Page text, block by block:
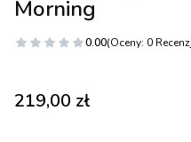
Morning
0.00(Oceny: 0
Cena
219,00 zł